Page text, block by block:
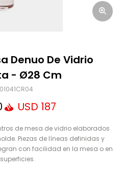
Denuo De Vidrio
- Ø28 Cm
USD 187
de mesa de vidrio elaborados
Piezas de líneas definidas y
con facilidad en la mesa o en